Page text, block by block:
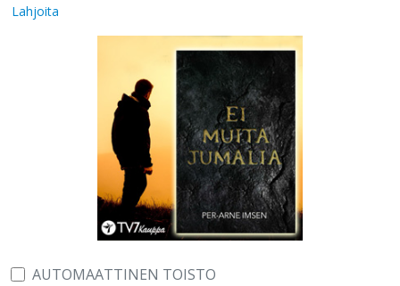
Lahjoita
AUTOMAATTINEN TOISTO